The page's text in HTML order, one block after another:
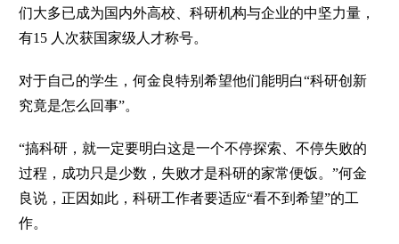
们大多已成为国内外高校、科研机构与企业的中坚力量，
有15 人次获国家级人才称号。
对于自己的学生，何金良特别希望他们能明白“科研创新
究竟是怎么回事”。
“搞科研，就一定要明白这是一个不停探索、不停失败的
过程，成功只是少数，失败才是科研的家常便饭。”何金
良说，正因如此，科研工作者要适应“看不到希望”的工
作。